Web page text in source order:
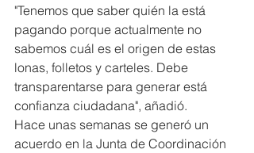
"Tenemos que saber quién la está
pagando porque actualmente no
sabemos cuál es el origen de estas
lonas, folletos y carteles. Debe
transparentarse para generar está
confianza ciudadana", añadió.
Hace unas semanas se generó un
acuerdo en la Junta de Coordinación